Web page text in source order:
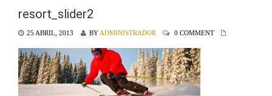
resort_slider2
25 ABRIL, 2013 BY ADMINISTRADOR 0 COMMENT